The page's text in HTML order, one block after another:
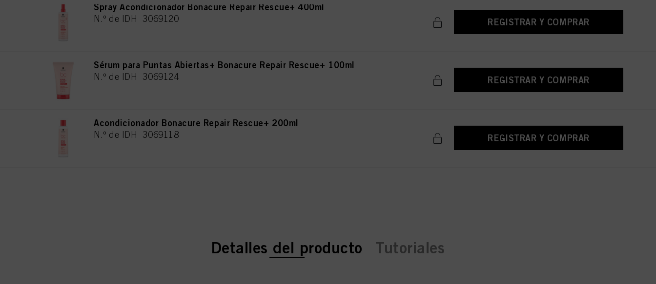
Spray Acondicionador Bonacure Repair Rescue+ 400ml
N.º de IDH 3069120 REGISTRAR Y COMPRAR
Sérum para Puntas Abiertas+ Bonacure Repair Rescue+ 100ml
N.º de IDH 3069124 REGISTRAR Y COMPRAR
Acondicionador Bonacure Repair Rescue+ 200ml
N.º de IDH 3069118 REGISTRAR Y COMPRAR
current tab:
current tab:
Detalles del producto Tutoriales